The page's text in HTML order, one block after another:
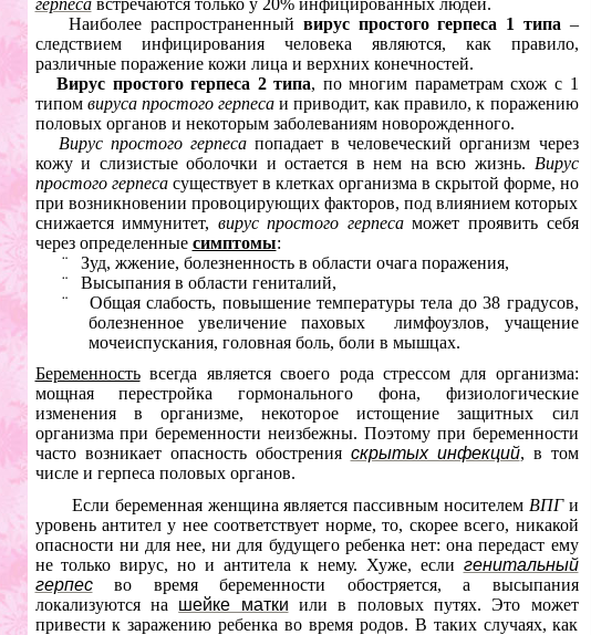
Наиболее распространенный вирус простого герпеса 1 типа –
следствием инфицирования человека являются, как правило,
различные поражение кожи лица и верхних конечностей.
Вирус простого герпеса 2 типа, по многим параметрам схож с 1
типом вируса простого герпесаи приводит, как правило, к поражению
половых органов и некоторым заболеваниям новорожденного.
Вирус простого герпеса попадает в человеческий организм через
кожу и слизистые оболочки и остается в нем на всю жизнь. Вирус
простого герпеса существует в клетках организма в скрытой форме, но
при возникновении провоцирующих факторов, под влиянием которых
снижается иммунитет, вирус простого герпесаможет проявить себя
через определенные симптомы:
¨
Зуд, жжение, болезненность в области очага поражения,
¨
Высыпания в области гениталий,
¨
Общаяслабость, повышение температуры тела до 38 градусов,
болезненное увеличение паховых лимфоузлов, учащение
мочеиспускания, головная боль, боли в мышцах.
Беременностьвсегда является своего рода стрессом для организма:
мощная перестройка гормонального фона, физиологические
изменения в организме, некоторое истощение защитных сил
организма при беременности неизбежны. Поэтому при беременности
часто возникает опасность обострения скрытых инфекций, в том
числе и герпеса половых органов.
Если беременная женщина является пассивным носителем ВПГи
уровень антител у нее соответствует норме, то, скорее всего, никакой
опасности ни для нее, ни для будущего ребенка нет: она передаст ему
не только вирус, но и антитела к нему. Хуже, если генитальный
герпесво время беременности обостряется, а высыпания
локализуются на шейке матки или в половых путях. Это может
привести к заражению ребенка во время родов. В таких случаях, как